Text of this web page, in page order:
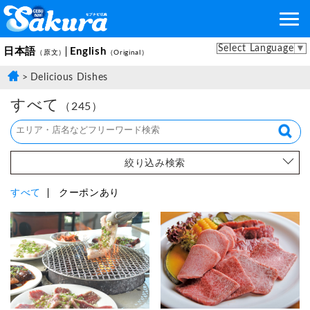
日本語 （原文） English （Original） Select Language ▼
Delicious Dishes
すべて （245）
絞り込み検索
すべて クーポンあり